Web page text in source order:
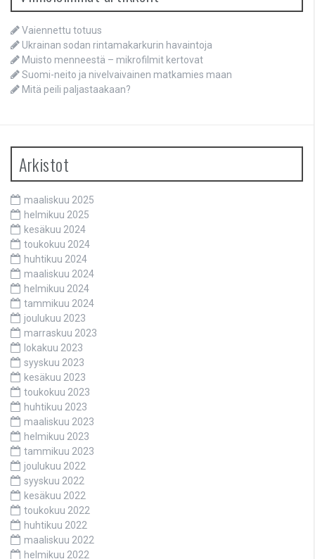
Vaiennettu totuus
Ukrainan sodan rintamakarkurin havaintoja
Muisto menneestä – mikrofilmit kertovat
Suomi-neito ja nivelvaivainen matkamies maan
Mitä peili paljastaakaan?
Arkistot
maaliskuu 2025
helmikuu 2025
kesäkuu 2024
toukokuu 2024
huhtikuu 2024
maaliskuu 2024
helmikuu 2024
tammikuu 2024
joulukuu 2023
marraskuu 2023
lokakuu 2023
syyskuu 2023
kesäkuu 2023
toukokuu 2023
huhtikuu 2023
maaliskuu 2023
helmikuu 2023
tammikuu 2023
joulukuu 2022
syyskuu 2022
kesäkuu 2022
toukokuu 2022
huhtikuu 2022
maaliskuu 2022